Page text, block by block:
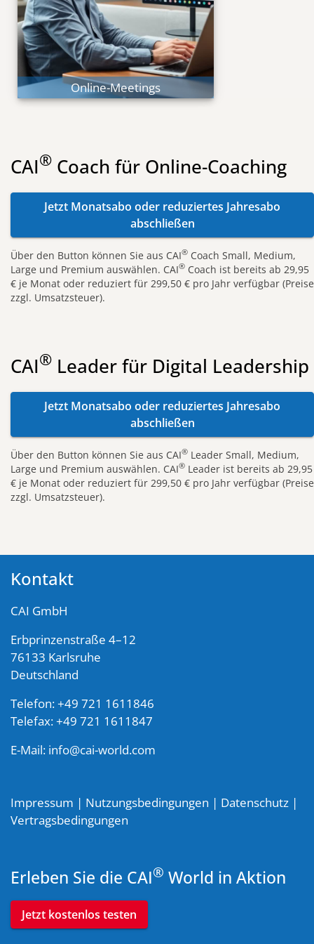
Online-Meetings
Echte Kollaboration
CAI® Coach für Online-Coaching
Jetzt Monatsabo oder reduziertes Jahresabo
abschließen
Über den Button können Sie aus CAI® Coach Small, Medium,
Large und Premium auswählen. CAI® Coach ist bereits ab 29,95
€ je Monat oder reduziert für 299,50 € pro Jahr verfügbar (Preise
zzgl. Umsatzsteuer).
CAI® Leader für Digital Leadership
Jetzt Monatsabo oder reduziertes Jahresabo
abschließen
Über den Button können Sie aus CAI® Leader Small, Medium,
Large und Premium auswählen. CAI® Leader ist bereits ab 29,95
€ je Monat oder reduziert für 299,50 € pro Jahr verfügbar (Preise
zzgl. Umsatzsteuer).
Kontakt
CAI GmbH
Erbprinzenstraße 4–12
76133 Karlsruhe
Deutschland
Telefon: +49 721 1611846
Telefax: +49 721 1611847
E-Mail: info@cai-world.com
Impressum | Nutzungsbedingungen | Datenschutz |
Vertragsbedingungen
Erleben Sie die CAI® World in Aktion
Jetzt kostenlos testen